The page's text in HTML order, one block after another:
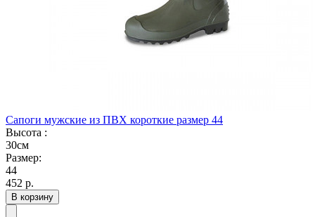
Сапоги мужские из ПВХ короткие размер 44
Высота :
30см
Размер:
44
452 р.
В корзину